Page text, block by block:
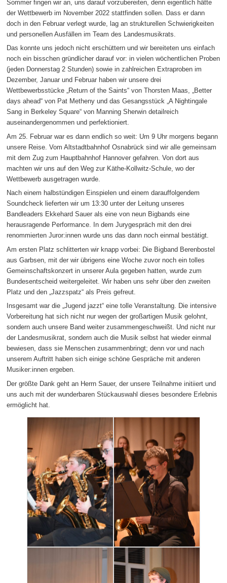
Sommer fingen wir an, uns darauf vorzubereiten, denn eigentlich hätte
der Wettbewerb im November 2022 stattfinden sollen. Dass er dann
doch in den Februar verlegt wurde, lag an strukturellen Schwierigkeiten
und personellen Ausfällen im Team des Landesmusikrats.
Das konnte uns jedoch nicht erschüttern und wir bereiteten uns einfach
noch ein bisschen gründlicher darauf vor: in vielen wöchentlichen Proben
(jeden Donnerstag 2 Stunden) sowie in zahlreichen Extraproben im
Dezember, Januar und Februar haben wir unsere drei
Wettbewerbsstücke „Return of the Saints“ von Thorsten Maas, „Better
days ahead“ von Pat Metheny und das Gesangsstück „A Nightingale
Sang in Berkeley Square“ von Manning Sherwin detailreich
auseinandergenommen und perfektioniert.
Am 25. Februar war es dann endlich so weit: Um 9 Uhr morgens begann
unsere Reise. Vom Altstadtbahnhof Osnabrück sind wir alle gemeinsam
mit dem Zug zum Hauptbahnhof Hannover gefahren. Von dort aus
machten wir uns auf den Weg zur Käthe-Kollwitz-Schule, wo der
Wettbewerb ausgetragen wurde.
Nach einem halbstündigen Einspielen und einem darauffolgendem
Soundcheck lieferten wir um 13:30 unter der Leitung unseres
Bandleaders Ekkehard Sauer als eine von neun Bigbands eine
herausragende Performance. In dem Jurygespräch mit den drei
renommierten Juror:innen wurde uns das dann noch einmal bestätigt.
Am ersten Platz schlitterten wir knapp vorbei: Die Bigband Berenbostel
aus Garbsen, mit der wir übrigens eine Woche zuvor noch ein tolles
Gemeinschaftskonzert in unserer Aula gegeben hatten, wurde zum
Bundesentscheid weitergeleitet. Wir haben uns sehr über den zweiten
Platz und den „Jazzspatz“ als Preis gefreut.
Insgesamt war die „Jugend jazzt“ eine tolle Veranstaltung. Die intensive
Vorbereitung hat sich nicht nur wegen der großartigen Musik gelohnt,
sondern auch unsere Band weiter zusammengeschweißt. Und nicht nur
der Landesmusikrat, sondern auch die Musik selbst hat wieder einmal
bewiesen, dass sie Menschen zusammenbringt; denn vor und nach
unserem Auftritt haben sich einige schöne Gespräche mit anderen
Musiker:innen ergeben.
Der größte Dank geht an Herrn Sauer, der unsere Teilnahme initiiert und
uns auch mit der wunderbaren Stückauswahl dieses besondere Erlebnis
ermöglicht hat.